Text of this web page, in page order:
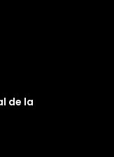
de la